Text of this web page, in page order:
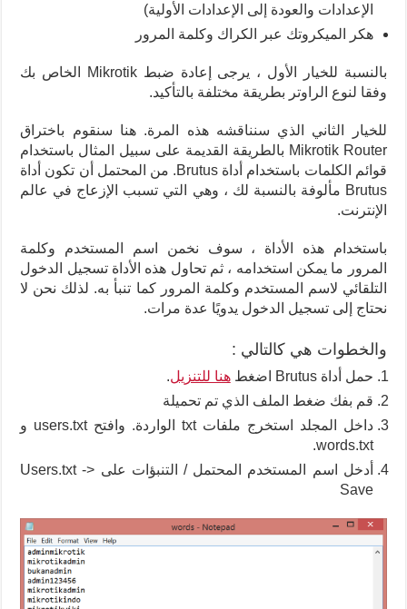
الإعدادات والعودة إلى الإعدادات الأولية)
هكر الميكروتك عبر الكراك وكلمة المرور
بالنسبة للخيار الأول ، يرجى إعادة ضبط Mikrotik الخاص بك
وفقا لنوع الراوتر بطريقة مختلفة بالتأكيد.
للخيار الثاني الذي سنناقشه هذه المرة. هنا سنقوم باختراق
Mikrotik Router بالطريقة القديمة على سبيل المثال باستخدام
قوائم الكلمات باستخدام أداة Brutus. من المحتمل أن تكون أداة
Brutus مألوفة بالنسبة لك ، وهي التي تسبب الإزعاج في عالم
الإنترنت.
باستخدام هذه الأداة ، سوف نخمن اسم المستخدم وكلمة
المرور ما يمكن استخدامه ، ثم تحاول هذه الأداة تسجيل الدخول
التلقائي لاسم المستخدم وكلمة المرور كما تنبأ به. لذلك نحن لا
نحتاج إلى تسجيل الدخول يدويًا عدة مرات.
والخطوات هي كالتالي :
حمل أداة Brutus اضغط هنا للتنزيل.
قم بفك ضغط الملف الذي تم تحميلة
داخل المجلد استخرج ملفات txt الواردة. وافتح users.txt و
words.txt.
أدخل اسم المستخدم المحتمل / التنبؤات على Users.txt ->
Save